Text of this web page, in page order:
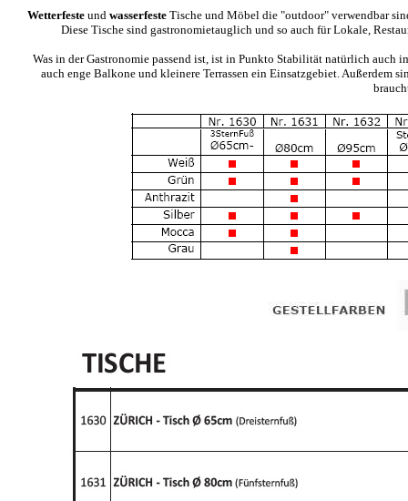
Wetterfeste und wasserfeste Tische und Möbel die "outdoor" verwendbar
Diese Tische sind gastronomietauglich und so auch für Lokale,
Was in der Gastronomie passend ist, ist in Punkto Stabilität natürlich
auch enge Balkone und kleinere Terrassen ein Einsatzgebiet. Außerdem